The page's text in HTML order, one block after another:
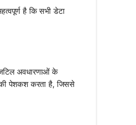
है कि सभी डेटा
अवधारणाओं के
की पेशकश करता है, जिससे